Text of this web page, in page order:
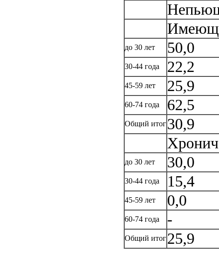
до 30 лет 50,0
30-44 года 22,2
45-59 лет 25,9
60-74 года 62,5
Общий итог30,9
до 30 лет 30,0
30-44 года 15,4
45-59 лет 0,0
60-74 года -
Общий итог25,9